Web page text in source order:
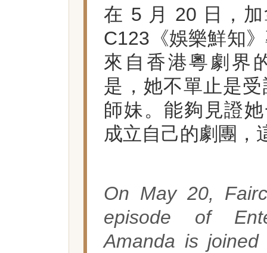
在 5 月 20 日，
C123《娛樂鮮知
來自香港粵劇界
是，她不單止是
師妹。能夠見證
成立自己的劇團，
On May 20,
episode of
Amanda is